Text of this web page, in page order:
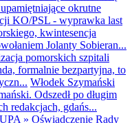
okrutne
KO/PSL - wyprawka last
kwintesencja
Jolanty Sobieran...
pomorskich szpitali
formalnie bezpartyjna, to
Włodek Szymański
Odszedł po długim
redakcjach, gdańs...
» Oświadczenie Rady